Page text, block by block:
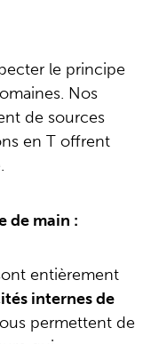
le principe
Nos
de sources
en T offrent
de main :
entièrement
internes de
permettent de